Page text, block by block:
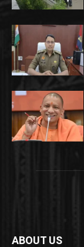
ABOUT US